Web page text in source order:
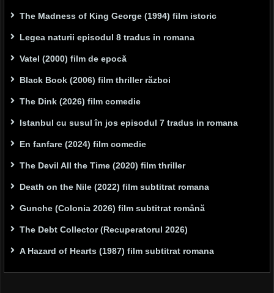
The Madness of King George (1994) film istoric
Legea naturii episodul 8 tradus in romana
Vatel (2000) film de epocă
Black Book (2006) film thriller război
The Dink (2026) film comedie
Istanbul cu susul în jos episodul 7 tradus in romana
En fanfare (2024) film comedie
The Devil All the Time (2020) film thriller
Death on the Nile (2022) film subtitrat romana
Gunche (Colonia 2026) film subtitrat română
The Debt Collector (Recuperatorul 2026)
A Hazard of Hearts (1987) film subtitrat romana